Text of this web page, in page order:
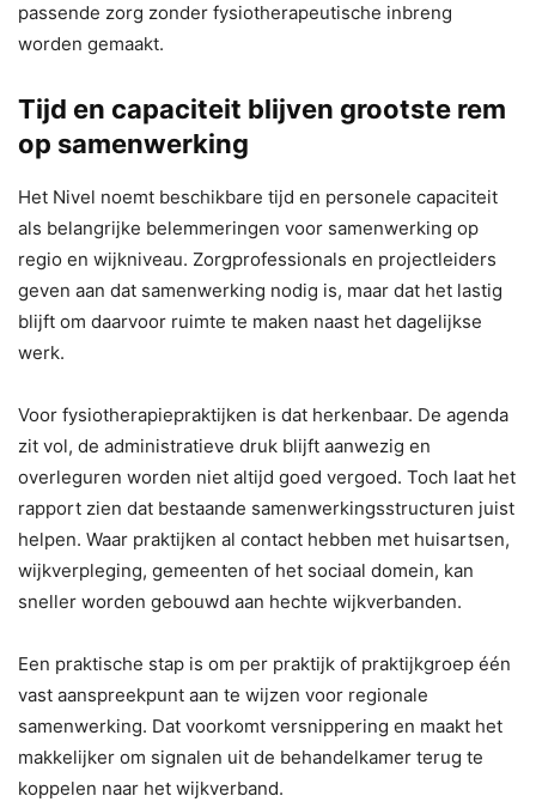
passende zorg zonder fysiotherapeutische inbreng
worden gemaakt.
Tijd en capaciteit blijven grootste rem
op samenwerking
Het Nivel noemt beschikbare tijd en personele capaciteit
als belangrijke belemmeringen voor samenwerking op
regio en wijkniveau. Zorgprofessionals en projectleiders
geven aan dat samenwerking nodig is, maar dat het lastig
blijft om daarvoor ruimte te maken naast het dagelijkse
werk.
Voor fysiotherapiepraktijken is dat herkenbaar. De agenda
zit vol, de administratieve druk blijft aanwezig en
overleguren worden niet altijd goed vergoed. Toch laat het
rapport zien dat bestaande samenwerkingsstructuren juist
helpen. Waar praktijken al contact hebben met huisartsen,
wijkverpleging, gemeenten of het sociaal domein, kan
sneller worden gebouwd aan hechte wijkverbanden.
Een praktische stap is om per praktijk of praktijkgroep één
vast aanspreekpunt aan te wijzen voor regionale
samenwerking. Dat voorkomt versnippering en maakt het
makkelijker om signalen uit de behandelkamer terug te
koppelen naar het wijkverband.